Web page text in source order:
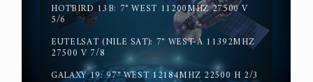
حقيقة المسيح الدجال
HOTBIRD 13B: 7° WEST 11200MHZ 27500 V
5/6
EUTELSAT (NILE SAT): 7° WEST-A 11392MHZ
27500 V 7/8
GALAXY 19: 97° WEST 12184MHZ 22500 H 2/3